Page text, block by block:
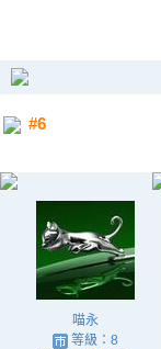
#6
喵永
等級：8